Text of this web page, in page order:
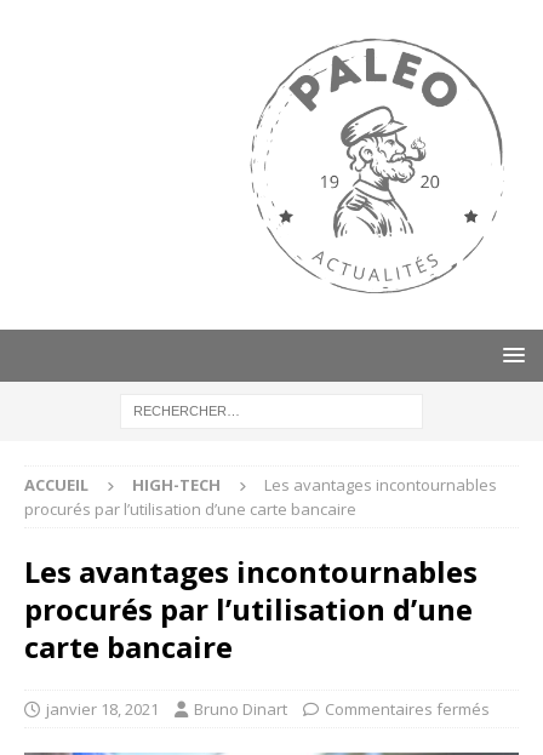
ACCUEIL HIGH-TECH
Les avantages incontournables
procurés par l’utilisation d’une carte bancaire
Les avantages incontournables
procurés par l’utilisation d’une
carte bancaire
janvier 18, 2021 Bruno Dinart Commentaires fermés